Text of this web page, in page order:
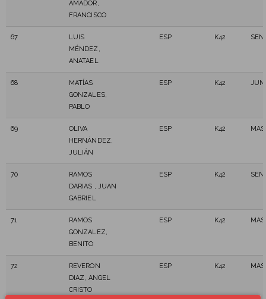
AMADOR,
FRANCISCO
67
LUIS
MÉNDEZ,
ANATAEL
ESP K42
68
MATÍAS
GONZALES,
PABLO
ESP K42
69
OLIVA
HERNÁNDEZ,
JULIÁN
ESP K42
70
RAMOS
DARIAS , JUAN
GABRIEL
ESP K42
71
RAMOS
GONZALEZ,
BENITO
ESP K42
72
REVERON
DIAZ, ANGEL
CRISTO
ESP K42